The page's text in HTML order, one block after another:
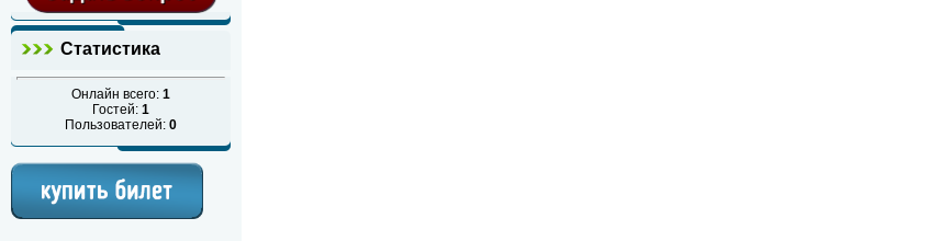
Статистика
Онлайн всего: 1
Гостей: 1
Пользователей: 0